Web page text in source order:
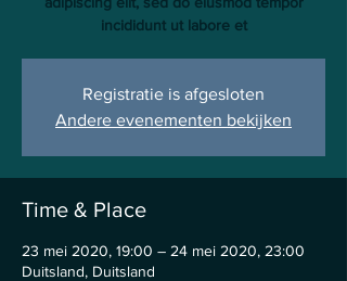
incididunt ut labore et
Registratie is afgesloten
Andere evenementen bekijken
Time & Place
23 mei 2020, 19:00 – 24 mei 2020, 23:00
Duitsland, Duitsland